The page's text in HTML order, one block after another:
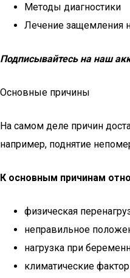
Методы диагностики
Лечение защемления
Подписывайтесь на наш
Основные причины
На самом деле причин
например, поднятие
К основным причинам
физическая
неправильное
нагрузка при
климатические